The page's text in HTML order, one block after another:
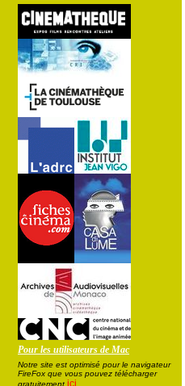
Pour les utilisateurs de Mac
Notre site est optimisé pour le navigateur
FireFox que vous pouvez télécharger
gratuitement ici